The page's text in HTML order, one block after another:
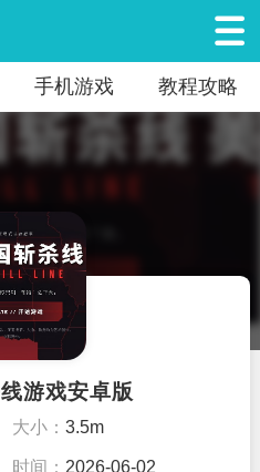
手机游戏 教程攻略
游戏安卓版
大小： 3.5m
时间： 2026-06-02